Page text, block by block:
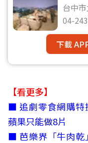
台中
04-
下載
【看更多】
■ 追劇零食網購
蘋果只能做8片
■ 芭樂界「牛肉